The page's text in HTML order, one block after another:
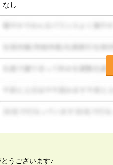
なし
うございます♪